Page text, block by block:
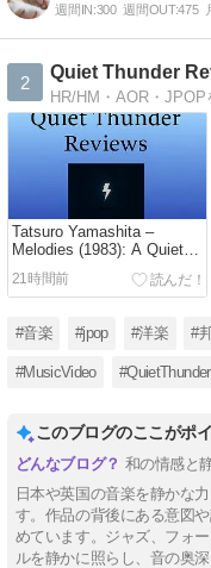
週間IN:300 週間OUT:475
2
Quiet Thunder
Tatsuro Yamashita –
Melodies (1983): A Quiet
Nocturne Shaped by Urban
Shadows
21時間前
#音楽 #jpop #洋楽 #
#MusicVideo #QuietThunder
このブログのここがポ
和の情感と
日本や英国の音楽を静かな
す。作品の背後にある意図
めています。ジャズ、フォ
ルを静かに照らし、音の奥